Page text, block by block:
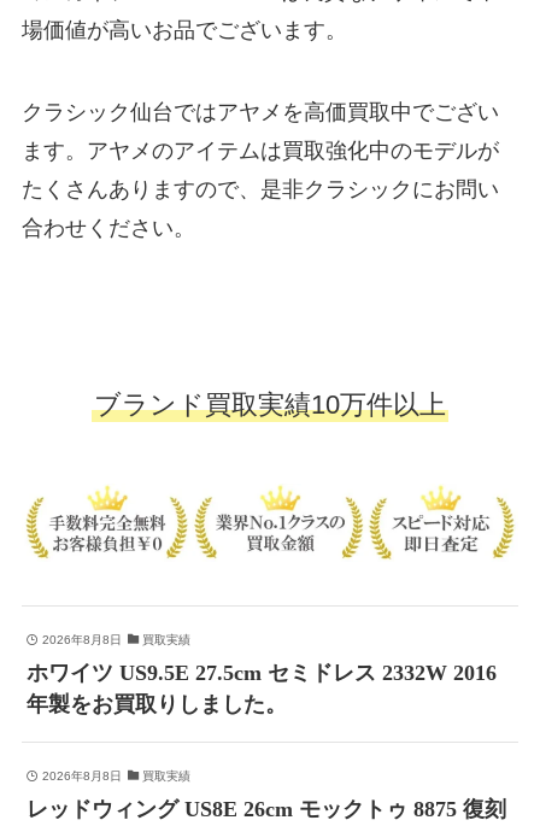
場価値が高いお品でございます。
クラシック仙台ではアヤメを高価買取中でござい
ます。アヤメのアイテムは買取強化中のモデルが
たくさんありますので、是非クラシックにお問い
合わせください。
ブランド買取実績10万件以上
2026年8月8日 買取実績
ホワイツ US9.5E 27.5cm セミドレス 2332W 2016
年製をお買取りしました。
2026年8月8日 買取実績
レッドウィング US8E 26cm モックトゥ 8875 復刻